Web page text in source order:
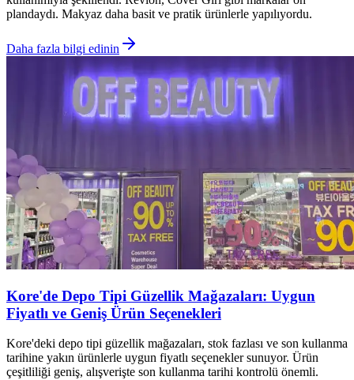
plandaydı. Makyaz daha basit ve pratik ürünlerle yapılıyordu.
Daha fazla bilgi edinin
Kore'de Depo Tipi Güzellik Mağazaları: Uygun
Fiyatlı ve Geniş Ürün Seçenekleri
Kore'deki depo tipi güzellik mağazaları, stok fazlası ve son kullanma
tarihine yakın ürünlerle uygun fiyatlı seçenekler sunuyor. Ürün
çeşitliliği geniş, alışverişte son kullanma tarihi kontrolü önemli.